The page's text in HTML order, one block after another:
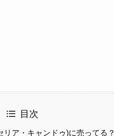
目次
ア・キャンドゥ)に売ってる？